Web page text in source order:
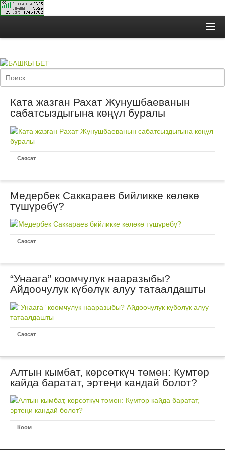
Ката жазган Рахат Жунушбаеванын
сабатсыздыгына көңүл буралы
Саясат
Медербек Саккараев бийликке көлөкө
түшүрөбү?
Саясат
“Унаага” коомчулук нааразыбы?
Айдоочулук күбөлүк алуу татаалдашты
Саясат
Алтын кымбат, көрсөткүч төмөн: Кумтөр
кайда баратат, эртеңи кандай болот?
Коом